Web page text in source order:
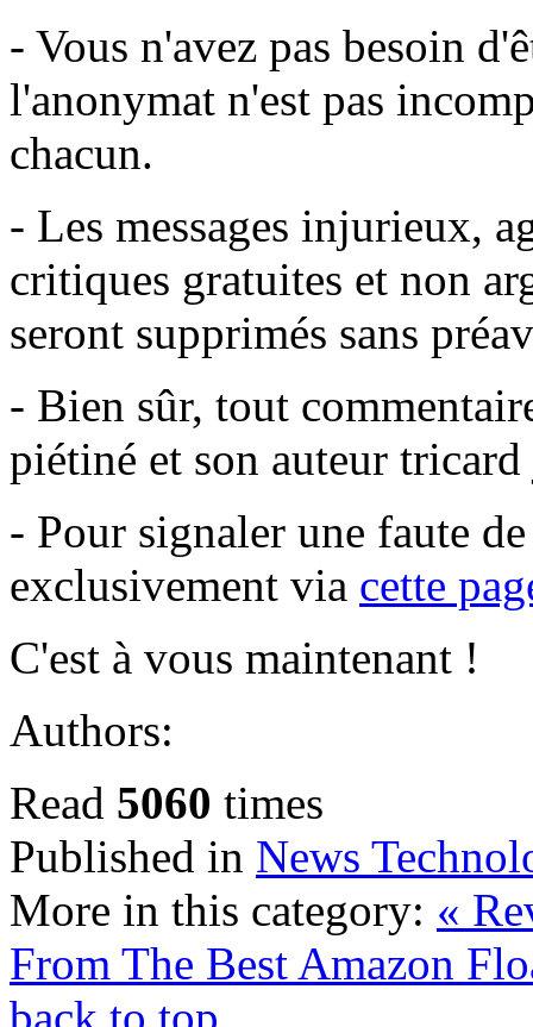
- Vous n'avez pas besoin
l'anonymat n'est pas
chacun.
- Les messages injurieux,
critiques gratuites et non
seront supprimés sans
- Bien sûr, tout
piétiné et son auteur
- Pour signaler une faute
exclusivement via cette
C'est à vous maintenant !
Authors:
Read 5060 times
Published in News
More in this category: «
From The Best Amazon
back to top